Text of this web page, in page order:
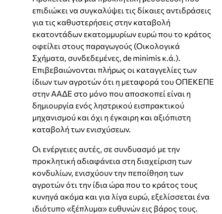
επιδιώκει να συγκαλύψει τις δίκαιες αντιδράσεις
για τις καθυστερήσεις στην καταβολή
εκατοντάδων εκατομμυρίων ευρώ που το κράτος
οφείλει στους παραγωγούς (Οικολογικά
Σχήματα, συνδεδεμένες, de minimis κ.ά.).
Επιβεβαιώνονται πλήρως οι καταγγελίες των
ίδιων των αγροτών ότι η μεταφορά του ΟΠΕΚΕΠΕ
στην ΑΑΔΕ στο μόνο που αποσκοπεί είναι η
δημιουργία ενός ληστρικού εισπρακτικού
μηχανισμού και όχι η έγκαιρη και αξιόπιστη
καταβολή των ενισχύσεων.
Οι ενέργειες αυτές, σε συνδυασμό με την
προκλητική αδιαφάνεια στη διαχείριση των
κονδυλίων, ενισχύουν την πεποίθηση των
αγροτών ότι την ίδια ώρα που το κράτος τους
κυνηγά ακόμα και για λίγα ευρώ, εξελίσσεται ένα
ιδιότυπο «ξέπλυμα» ευθυνών εις βάρος τους.